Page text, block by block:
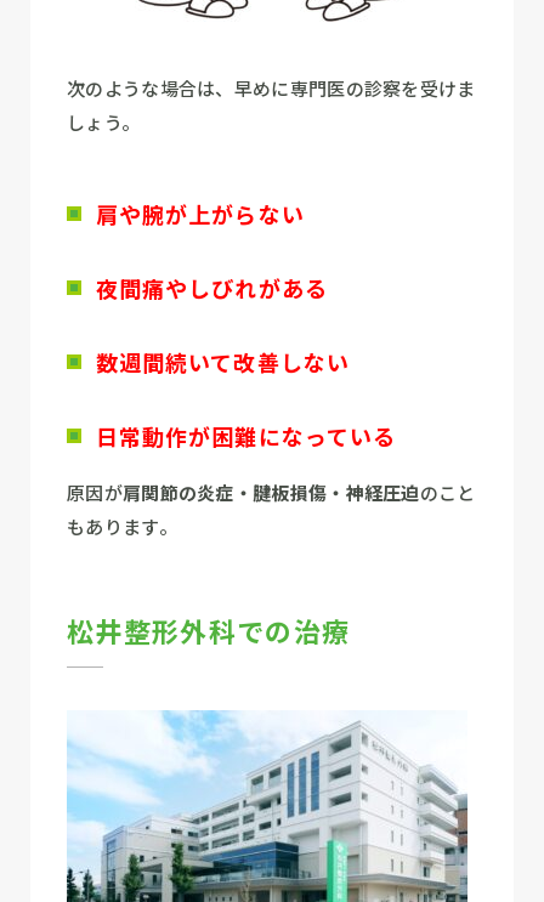
次のような場合は、早めに専門医の診察を受けま
しょう。
肩や腕が上がらない
夜間痛やしびれがある
数週間続いて改善しない
日常動作が困難になっている
原因が肩関節の炎症・腱板損傷・神経圧迫のこと
もあります。
松井整形外科での治療